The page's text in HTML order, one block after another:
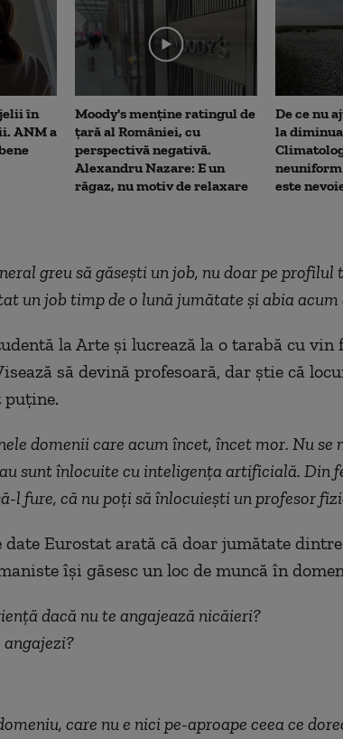
în
ANM a
Moody's menține ratingul de
țară al României, cu
perspectivă negativă.
Alexandru Nazare: E un
răgaz, nu motiv de relaxare
De ce nu
la
neuniform
este
greu să găsești un job, nu doar pe profilul
un job timp de o lună jumătate și abia acum
la Arte și lucrează la o tarabă cu
să devină profesoară, dar știe că
domenii care acum încet, încet mor. Nu se
sunt înlocuite cu inteligența artificială. Din
l fure, că nu poți să înlocuiești un profesor
date Eurostat arată că doar jumătate
își găsesc un loc de muncă în
dacă nu te angajează nicăieri?
care nu e nici pe-aproape ceea ce